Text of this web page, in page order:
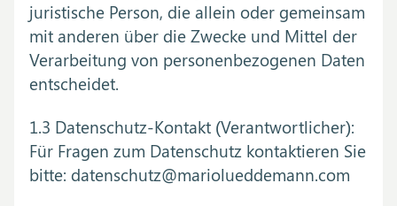
juristische Person, die allein oder gemeinsam
mit anderen über die Zwecke und Mittel der
Verarbeitung von personenbezogenen Daten
entscheidet.
1.3 Datenschutz-Kontakt (Verantwortlicher):
Für Fragen zum Datenschutz kontaktieren Sie
bitte: datenschutz@mariolueddemann.com